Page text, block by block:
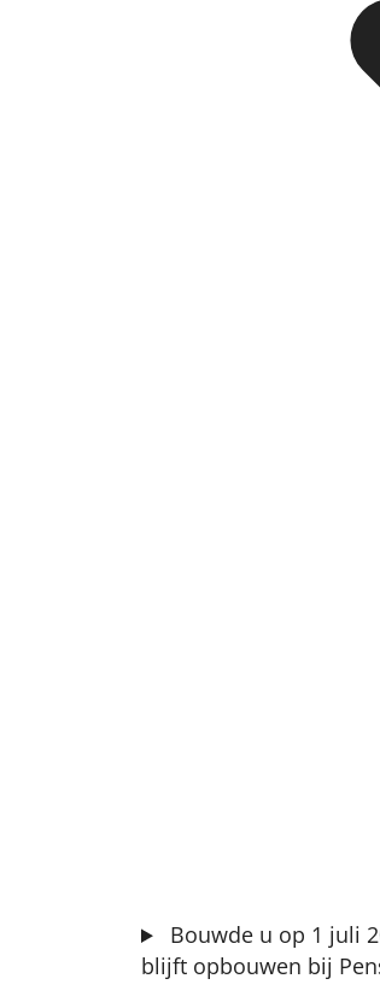
Bouwde u op 1 juli
blijft opbouwen bij